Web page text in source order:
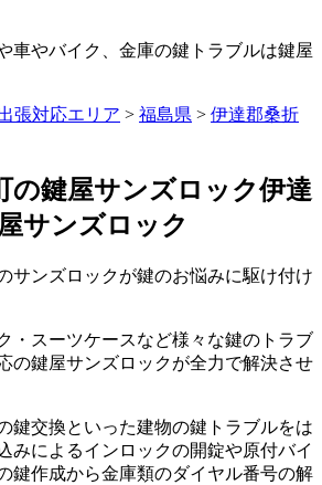
張対応エリア > 福島県 > 伊達郡桑折
伊達
サンズロック
・スーツケースなど様々な鍵のトラブ
の鍵屋サンズロックが全力で解決させ
鍵交換といった建物の鍵トラブルをは
みによるインロックの開錠や原付バイ
鍵作成から金庫類のダイヤル番号の解